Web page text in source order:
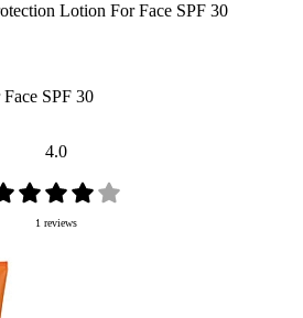
Lotion For Face SPF 30
SPF 30
4.0
1 reviews